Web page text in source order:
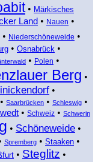
• Märkisches
Land • Nauen •
• Niederschöneweide •
• Osnabrück •
• Polen •
Berg •
•
• Saarbrücken • Schleswig •
• Schweiz • Schwerin
• Schöneweide •
Spremberg • Staaken •
• Steglitz •